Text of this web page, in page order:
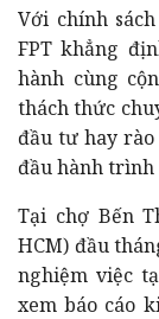
FPT khẳng
hành cùng
thách thức
đầu tư hay
HCM) đầu
nghiệm việc
xem báo cáo